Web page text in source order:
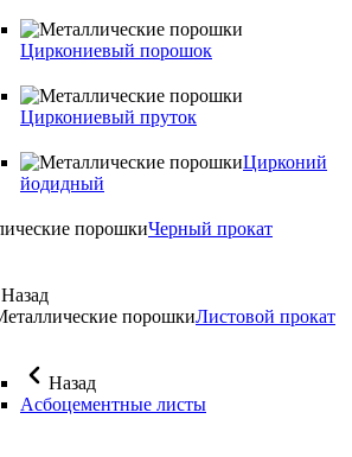
Циркониевый порошок
Циркониевый пруток
Цирконий
йодидный
Черный прокат
Назад
Листовой прокат
Назад
Асбоцементные листы